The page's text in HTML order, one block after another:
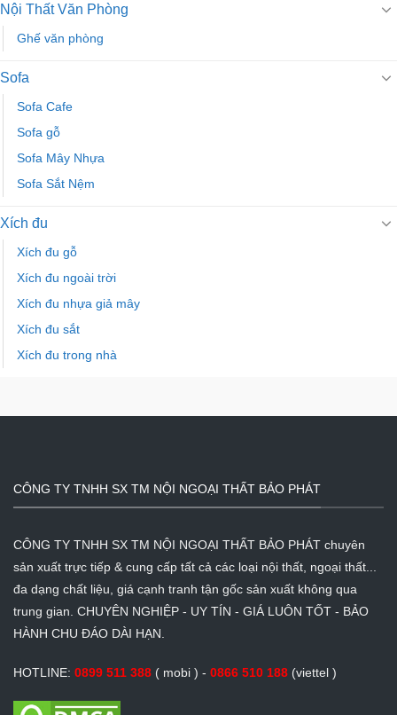
Nội Thất Văn Phòng
Ghế văn phòng
Sofa
Sofa Cafe
Sofa gỗ
Sofa Mây Nhựa
Sofa Sắt Nệm
Xích đu
Xích đu gỗ
Xích đu ngoài trời
Xích đu nhựa giả mây
Xích đu sắt
Xích đu trong nhà
CÔNG TY TNHH SX TM NỘI NGOẠI THẤT BẢO PHÁT
CÔNG TY TNHH SX TM NỘI NGOẠI THẤT BẢO PHÁT chuyên
sản xuất trực tiếp & cung cấp tất cả các loại nội thất, ngoại thất...
đa dạng chất liệu, giá cạnh tranh tận gốc sản xuất không qua
trung gian. CHUYÊN NGHIỆP - UY TÍN - GIÁ LUÔN TỐT - BẢO
HÀNH CHU ĐÁO DÀI HẠN.
HOTLINE: 0899 511 388 ( mobi ) - 0866 510 188 (viettel )